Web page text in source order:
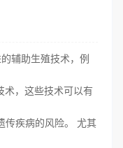
辅助生殖技术，例
术，这些技术可以有
传疾病的风险。 尤其